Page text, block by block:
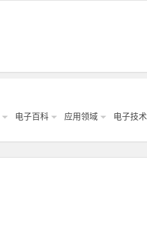
电子百科 应用领域 电子技术